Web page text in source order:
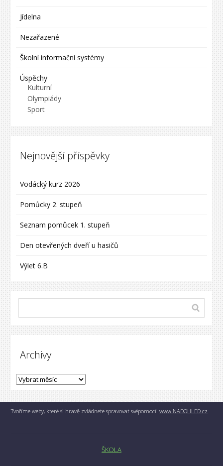
Jídelna
Nezařazené
Školní informační systémy
Úspěchy
Kulturní
Olympiády
Sport
Nejnovější příspěvky
Vodácký kurz 2026
Pomůcky 2. stupeň
Seznam pomůcek 1. stupeň
Den otevřených dveří u hasičů
Výlet 6.B
Archivy
Tvoříme weby, které si hravě zvládnete spravovat svépomocí.www.NADOHLED.cz
ŠKOLA